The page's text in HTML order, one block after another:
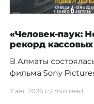
«Человек-паук:
рекорд
В Алматы
фильма Sony
установила новый
7 авг. 2026 г.2 min read